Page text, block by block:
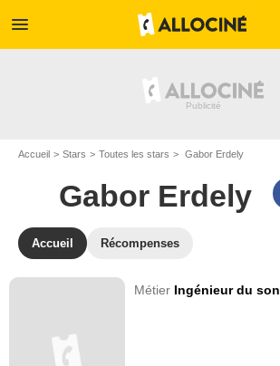
menu
Accueil Stars Toutes les stars Gabor Erdely
Gabor Erdely
Accueil Récompenses
Métier Ingénieur du son